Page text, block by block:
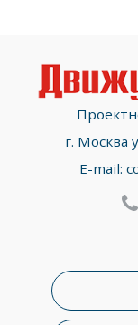
для семьи из шести
г. Москва
E-mail: